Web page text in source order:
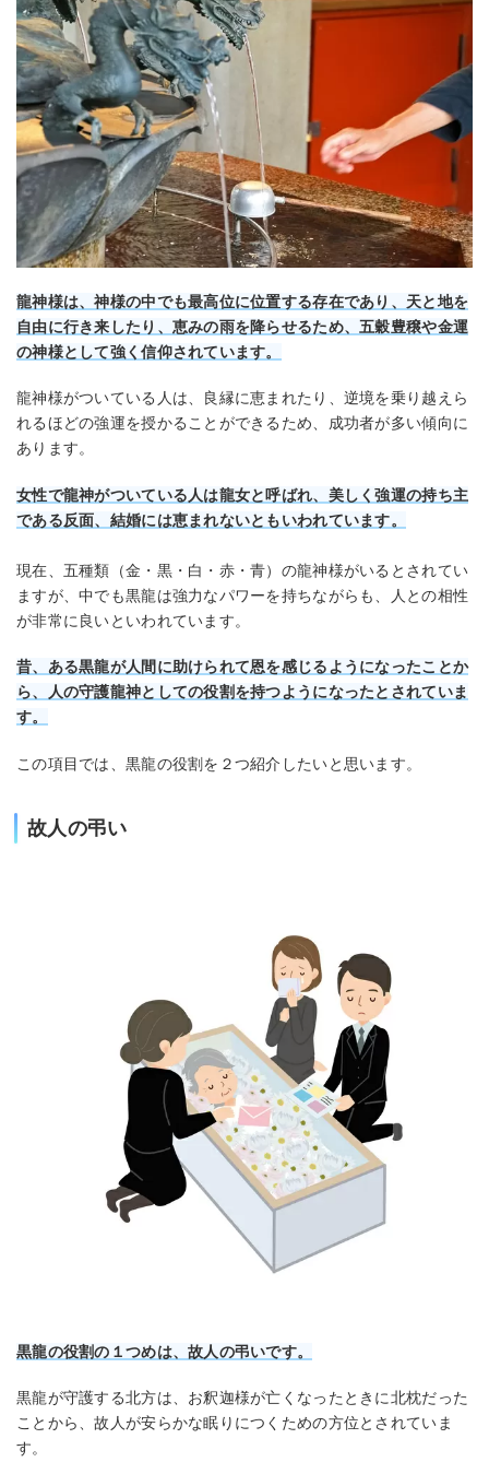
龍神様は、神様の中でも最高位に位置する存在であり、天と地を
自由に行き来したり、恵みの雨を降らせるため、五穀豊穣や金運
の神様として強く信仰されています。
龍神様がついている人は、良縁に恵まれたり、逆境を乗り越えら
れるほどの強運を授かることができるため、成功者が多い傾向に
あります。
女性で龍神がついている人は龍女と呼ばれ、美しく強運の持ち主
である反面、結婚には恵まれないともいわれています。
現在、五種類（金・黒・白・赤・青）の龍神様がいるとされてい
ますが、中でも黒龍は強力なパワーを持ちながらも、人との相性
が非常に良いといわれています。
昔、ある黒龍が人間に助けられて恩を感じるようになったことか
ら、人の守護龍神としての役割を持つようになったとされていま
す。
この項目では、黒龍の役割を２つ紹介したいと思います。
故人の弔い
黒龍の役割の１つめは、故人の弔いです。
黒龍が守護する北方は、お釈迦様が亡くなったときに北枕だった
ことから、故人が安らかな眠りにつくための方位とされていま
す。